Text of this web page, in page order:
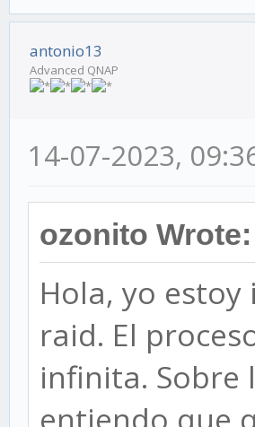
antonio13
Advanced QNAP
14-07-2023,
ozonito Wrote:
Hola, yo
raid. El
infinita. Sobre
entiendo que